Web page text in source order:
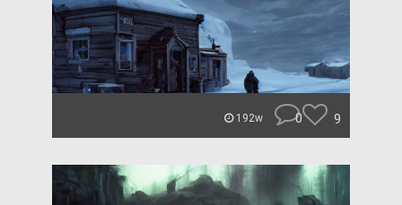
192w 0 9